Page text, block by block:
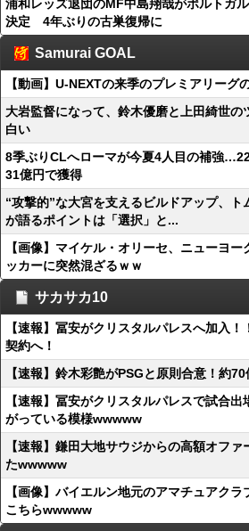
浦和レッズ退団のMF中島翔哉がポルトガ
決定 4年ぶりの古巣復帰に
Samurai GOAL
【動画】U-NEXTの来季のプレミアリー
大岩監督になって、鈴木優磨と上田綺世の
白い
8季ぶりCLへローマが今夏4人目の補強
31億円で獲得
“攻撃的”な大宮を支えるビルドアップ、
が語るポイントは「選択」と...
【画像】マイケル・オリーセ、ニューヨ
ッカーに突然混ざるｗｗ
サカサカ10
【速報】冨安がクリスタルパレスへ加入
契約へ！
【速報】鈴木彩艶がPSGと原則合意！約
【速報】冨安がクリスタルパレスで試合
がっている模様wwwww
【速報】鎌田大地サウジからの高額オフ
たwwwww
【画像】バイエルン地元のアマチュアク
こちらwwwww